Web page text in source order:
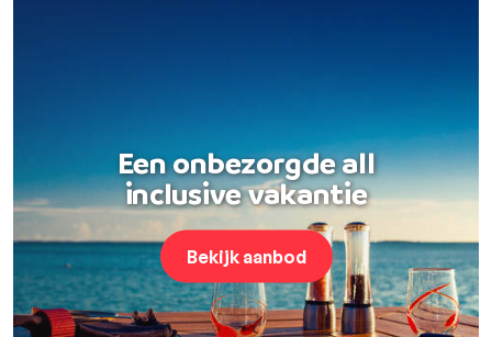
Een onbezorgde all
inclusive vakantie
Bekijk aanbod